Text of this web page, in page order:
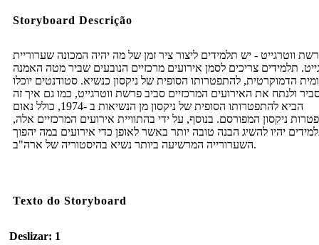
Storyboard Descrição
ווטרגייט - יש תלמידים ליצור ציר זמן של מה יהיה המכונה שערוריית
תלמידים צריכים לסמן אירועים מרכזיים הנובעים שביר מטה האמנה
הדמוקרטית, להתפטרותו הסופית של ניקסון כנשיא. סטודנטים יוכלו
ולנתח את האירועים המרכזיים סביב פרשת ווטרגייט, כמו גם איך זה
הביא להתפטרותו הסופית של ניקסון מן הנשיאות ב -1974, כולל נאום
ניקסון המפורסם. בנוסף, על ידי בהתוויית אירועים המרכזיים אלה,
יהיו להשיג הבנה טובה יותר באשר לאופן כדי אירועים במה יהפוך
השערורייה המרשיעה ביותר נשיא בהיסטוריה של ארה"ב.
Texto do Storyboard
Deslizar: 1